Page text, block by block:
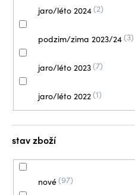
jaro/léto 2024 2
podzim/zima 2023/24 3
jaro/léto 2023 7
jaro/léto 2022 1
stav zboží
nové 97